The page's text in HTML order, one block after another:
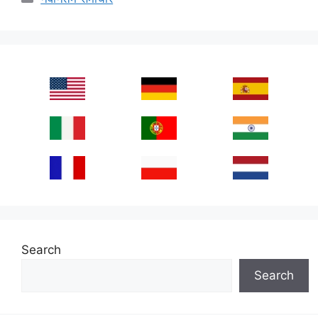
Search
Search